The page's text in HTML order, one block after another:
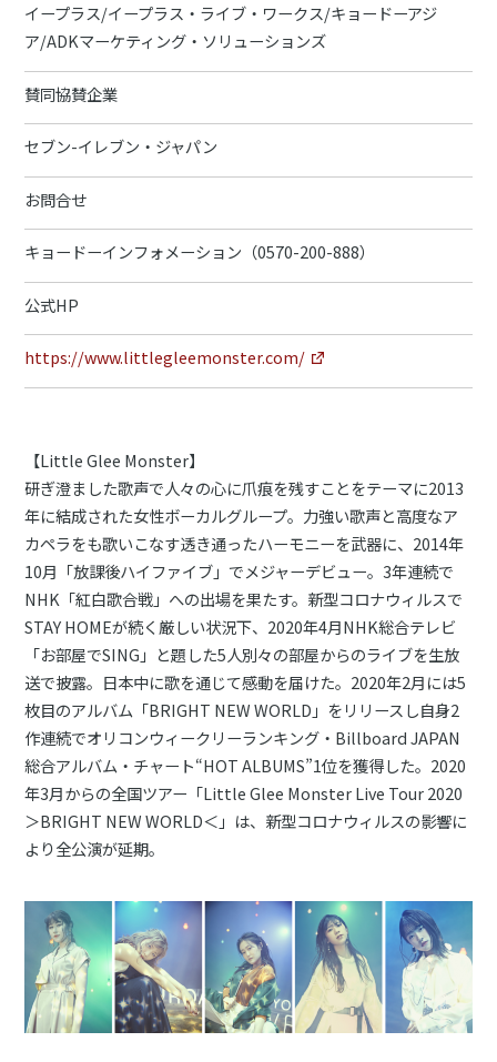
イープラス/イープラス・ライブ・ワークス/キョードーアジ
ア/ADKマーケティング・ソリューションズ
賛同協賛企業
セブン-イレブン・ジャパン
お問合せ
キョードーインフォメーション（0570-200-888）
公式HP
https://www.littlegleemonster.com/
【Little Glee Monster】
研ぎ澄ました歌声で人々の心に爪痕を残すことをテーマに2013
年に結成された女性ボーカルグループ。力強い歌声と高度なア
カペラをも歌いこなす透き通ったハーモニーを武器に、2014年
10月「放課後ハイファイブ」でメジャーデビュー。3年連続で
NHK「紅白歌合戦」への出場を果たす。新型コロナウィルスで
STAY HOMEが続く厳しい状況下、2020年4月NHK総合テレビ
「お部屋でSING」と題した5人別々の部屋からのライブを生放
送で披露。日本中に歌を通じて感動を届けた。2020年2月には5
枚目のアルバム「BRIGHT NEW WORLD」をリリースし自身2
作連続でオリコンウィークリーランキング・Billboard JAPAN
総合アルバム・チャート“HOT ALBUMS”1位を獲得した。2020
年3月からの全国ツアー「Little Glee Monster Live Tour 2020
＞BRIGHT NEW WORLD＜」は、新型コロナウィルスの影響に
より全公演が延期。